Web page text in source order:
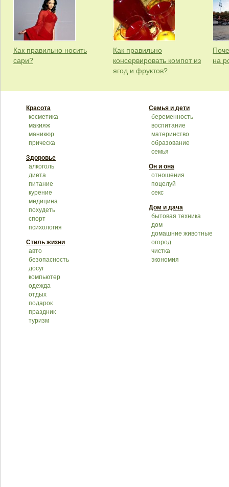
Как правильно носить
сари?
Как правильно
консервировать компот из
ягод и фруктов?
на
Красота
косметика
макияж
маникюр
прическа
Здоровье
алкоголь
диета
питание
курение
медицина
похудеть
спорт
психология
Стиль жизни
авто
безопасность
досуг
компьютер
одежда
отдых
подарок
праздник
туризм
Семья и дети
беременность
воспитание
материнство
образование
семья
Он и она
отношения
поцелуй
секс
Дом и дача
бытовая техника
дом
домашние животные
огород
чистка
экономия